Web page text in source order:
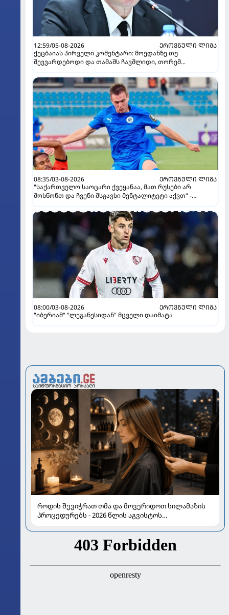
12:59/05-08-2026
ᲔᲠᲝᲕᲜᲣᲚᲘ ᲚᲘᲒᲐ
ქეცბაიას პირველი კომენტარი: მოედანზე თუ
შევვარდებოდი და თამაშს ჩავშლიდი, თორემ...
08:35/03-08-2026
ᲔᲠᲝᲕᲜᲣᲚᲘ ᲚᲘᲒᲐ
"საქართველო საოცარი ქვეყანაა, მათ რუსები არ
მოსწონთ და ჩვენი მსგავსი მენტალიტეტი აქვთ" -
08:00/03-08-2026
ᲔᲠᲝᲕᲜᲣᲚᲘ ᲚᲘᲒᲐ
"იბერიამ" "ლეგანესიდან" მცველი დაიმატა
როდის შევიჭრათ თმა და მოვერიდოთ სილამაზის
პროცედურებს - 2026 წლის აგვისტოს